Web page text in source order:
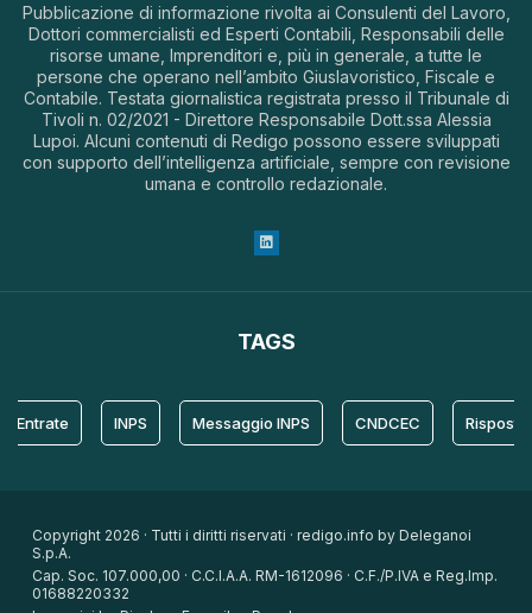
Pubblicazione di informazione rivolta ai Consulenti del Lavoro,
Dottori commercialisti ed Esperti Contabili, Responsabili delle
risorse umane, Imprenditori e, più in generale, a tutte le
persone che operano nell’ambito Giuslavoristico, Fiscale e
Contabile. Testata giornalistica registrata presso il Tribunale di
Tivoli n. 02/2021 - Direttore Responsabile Dott.ssa Alessia
Lupoi. Alcuni contenuti di Redigo possono essere sviluppati
con supporto dell’intelligenza artificiale, sempre con revisione
umana e controllo redazionale.
TAGS
Messaggio INPS CNDCEC Risposta
Copyright 2026 · Tutti i diritti riservati · redigo.info by Deleganoi
S.p.A.
Cap. Soc. 107.000,00 · C.C.I.A.A. RM-1612096 · C.F./P.IVA e Reg.Imp.
01688220332